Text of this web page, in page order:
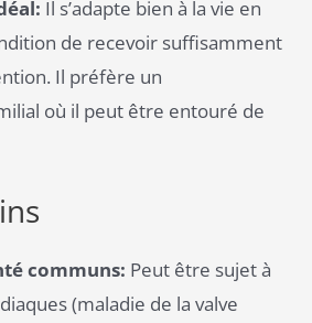
Il s’adapte bien à la vie en
de recevoir suffisamment
Il préfère un
où il peut être entouré de
communs: Peut être sujet à
(maladie de la valve